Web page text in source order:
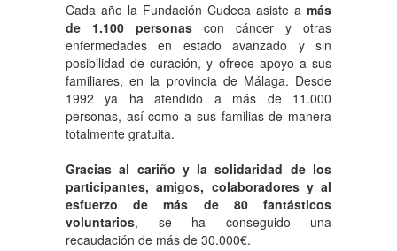
Cada año la Fundación Cudeca asiste a más
de 1.100 personas con cáncer y otras
enfermedades en estado avanzado y sin
posibilidad de curación, y ofrece apoyo a sus
familiares, en la provincia de Málaga. Desde
1992 ya ha atendido a más de 11.000
personas, así como a sus familias de manera
totalmente gratuita.
Gracias al cariño y la solidaridad de los
participantes, amigos, colaboradores y al
esfuerzo de más de 80 fantásticos
voluntarios, se ha conseguido una
recaudación de más de 30.000€.